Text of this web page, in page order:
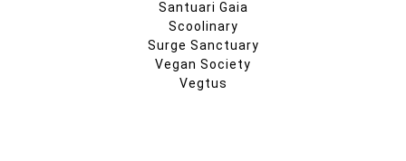
Santuari Gaia
Scoolinary
Surge Sanctuary
Vegan Society
Vegtus